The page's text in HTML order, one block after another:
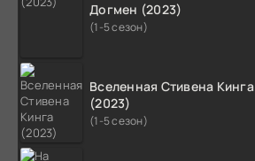
Догмен (2023)
(1-5 сезон)
Вселенная Стивена Кинга
(2023)
(1-5 сезон)